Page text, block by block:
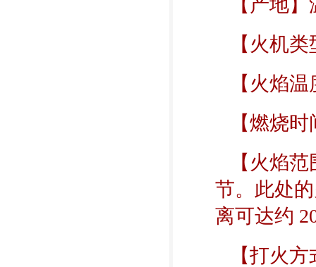
【产地】
【火机类
【火焰温
【燃烧时
【火焰范
节。此处
离可达约
【打火方